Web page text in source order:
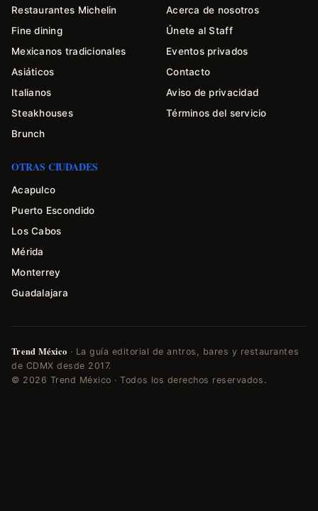
Restaurantes Michelin
Fine dining
Mexicanos tradicionales
Asiáticos
Italianos
Steakhouses
Brunch
Acerca de nosotros
Únete al Staff
Eventos privados
Contacto
Aviso de privacidad
Términos del servicio
OTRAS CIUDADES
Acapulco
Puerto Escondido
Los Cabos
Mérida
Monterrey
Guadalajara
Trend México · La guía editorial de antros, bares y restaurantes
de CDMX desde 2017.
© 2026 Trend México · Todos los derechos reservados.